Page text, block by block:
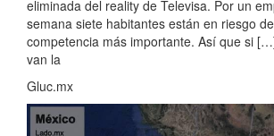
eliminada del reality de Televisa. Por un
semana siete habitantes están en riesgo
competencia más importante. Así que si
van la
Gluc.mx